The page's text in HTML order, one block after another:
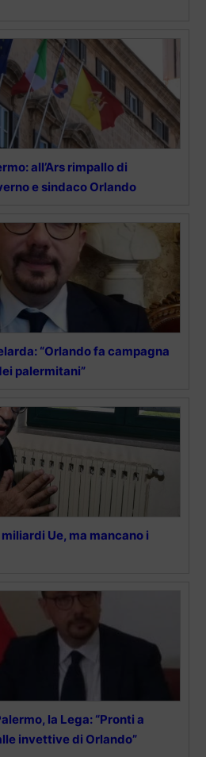
all’Ars rimpallo di
e sindaco Orlando
“Orlando fa campagna
palermitani”
Ue, ma mancano i
la Lega: “Pronti a
invettive di Orlando”